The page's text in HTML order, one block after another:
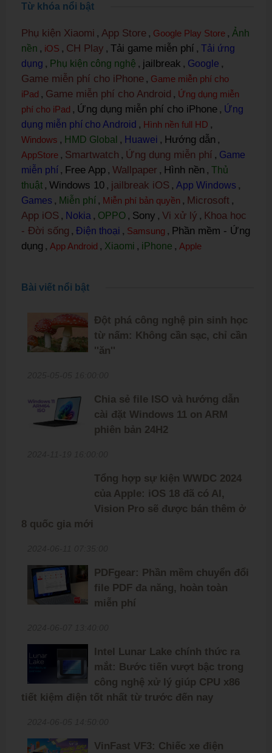
Từ khóa nổi bật
Phụ kiện Xiaomi , App Store , Google Play Store , Ảnh
nền , iOS , CH Play , Tải game miễn phí , Tải ứng
dụng , Phụ kiện công nghệ , jailbreak , Google ,
Game miễn phí cho iPhone , Game miễn phí cho
iPad , Game miễn phí cho Android , Ứng dụng miễn
phí cho iPad , Ứng dụng miễn phí cho iPhone , Ứng
dụng miễn phí cho Android , Hình nền full HD ,
Windows , HMD Global , Huawei , Hướng dẫn ,
AppStore , Smartwatch , Ứng dụng miễn phí , Game
miễn phí , Free App , Wallpaper , Hình nền , Thủ
thuật , Windows 10 , jailbreak iOS , App Windows ,
Games , Miễn phí , Miễn phí bản quyền , Microsoft ,
App iOS , Nokia , OPPO , Sony , Vi xử lý , Khoa học
- Đời sống , Điện thoại , Samsung , Phần mềm - Ứng
dụng , App Android , Xiaomi , iPhone , Apple
Bài viết nổi bật
Đột phá công nghệ pin sinh học
từ nấm: Không cần sạc, chỉ cần
''ăn''
Chia sẻ file ISO và hướng dẫn
cài đặt Windows 11 on ARM
phiên bản 24H2
Tổng hợp sự kiện WWDC 2024
của Apple: iOS 18 đã có AI,
Vision Pro sẽ được bán thêm ở
8 quốc gia mới
PDFgear: Phần mềm chuyển đổi
file PDF đa năng, hoàn toàn
miễn phí
Intel Lunar Lake chính thức ra
mắt: Bước tiến vượt bậc trong
công nghệ xử lý giúp CPU x86
tiết kiệm điện tốt nhất từ trước đến nay
VinFast VF3: Chiếc xe điện